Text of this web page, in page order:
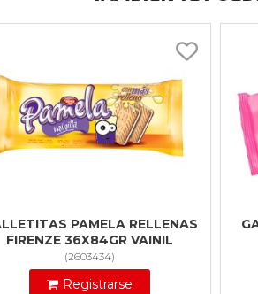
PAMELA RELLENAS
FIRENZE 36X84GR VAINIL
(2603434)
Registrarse